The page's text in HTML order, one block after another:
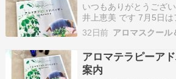
いつもありがとうござ
井上恵美 です 7月5日
た！受験された皆さま
て、見事合格された皆
✨✨ 試験終了直後から
嬉しいお知らせが、Ｌ
い…
32日前
アロマテラピーア
案内